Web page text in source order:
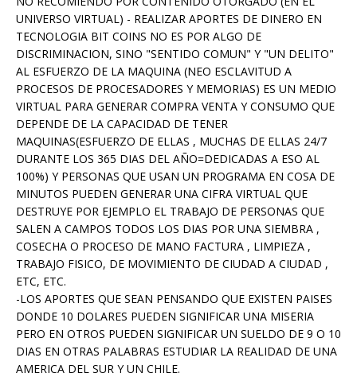
UNIVERSO VIRTUAL) - REALIZAR APORTES DE DINERO EN
TECNOLOGIA BIT COINS NO ES POR ALGO DE
DISCRIMINACION, SINO "SENTIDO COMUN" Y "UN DELITO"
AL ESFUERZO DE LA MAQUINA (NEO ESCLAVITUD A
PROCESOS DE PROCESADORES Y MEMORIAS) ES UN MEDIO
VIRTUAL PARA GENERAR COMPRA VENTA Y CONSUMO QUE
DEPENDE DE LA CAPACIDAD DE TENER
MAQUINAS(ESFUERZO DE ELLAS , MUCHAS DE ELLAS 24/7
DURANTE LOS 365 DIAS DEL AÑO=DEDICADAS A ESO AL
100%) Y PERSONAS QUE USAN UN PROGRAMA EN COSA DE
MINUTOS PUEDEN GENERAR UNA CIFRA VIRTUAL QUE
DESTRUYE POR EJEMPLO EL TRABAJO DE PERSONAS QUE
SALEN A CAMPOS TODOS LOS DIAS POR UNA SIEMBRA ,
COSECHA O PROCESO DE MANO FACTURA , LIMPIEZA ,
TRABAJO FISICO, DE MOVIMIENTO DE CIUDAD A CIUDAD ,
ETC, ETC.
-LOS APORTES QUE SEAN PENSANDO QUE EXISTEN PAISES
DONDE 10 DOLARES PUEDEN SIGNIFICAR UNA MISERIA
PERO EN OTROS PUEDEN SIGNIFICAR UN SUELDO DE 9 O 10
DIAS EN OTRAS PALABRAS ESTUDIAR LA REALIDAD DE UNA
AMERICA DEL SUR Y UN CHILE.